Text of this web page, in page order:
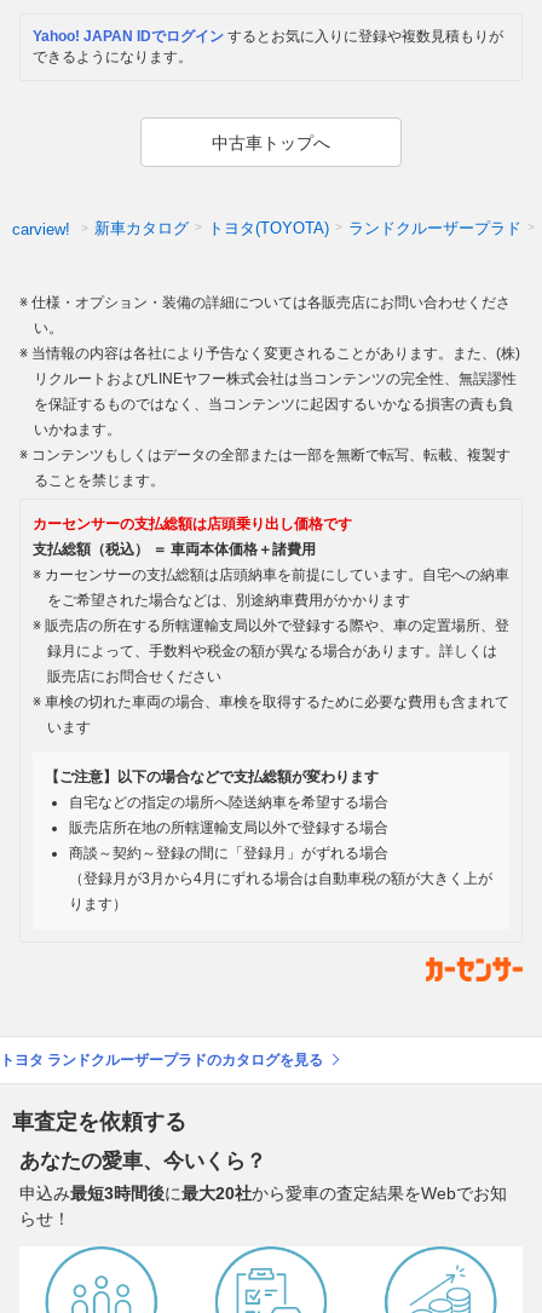
Yahoo! JAPAN IDでログイン するとお気に入りに登録や複数見積もりが
できるようになります。
中古車トップへ
carview! 新車カタログ トヨタ(TOYOTA) ランドクルーザープラド
仕様・オプション・装備の詳細については各販売店にお問い合わせくださ
い。
当情報の内容は各社により予告なく変更されることがあります。また、(株)
リクルートおよびLINEヤフー株式会社は当コンテンツの完全性、無誤謬性
を保証するものではなく、当コンテンツに起因するいかなる損害の責も負
いかねます。
コンテンツもしくはデータの全部または一部を無断で転写、転載、複製す
ることを禁じます。
カーセンサーの支払総額は店頭乗り出し価格です
支払総額（税込） ＝ 車両本体価格＋諸費用
カーセンサーの支払総額は店頭納車を前提にしています。自宅への納車
をご希望された場合などは、別途納車費用がかかります
販売店の所在する所轄運輸支局以外で登録する際や、車の定置場所、登
録月によって、手数料や税金の額が異なる場合があります。詳しくは
販売店にお問合せください
車検の切れた車両の場合、車検を取得するために必要な費用も含まれて
います
【ご注意】以下の場合などで支払総額が変わります
自宅などの指定の場所へ陸送納車を希望する場合
販売店所在地の所轄運輸支局以外で登録する場合
商談～契約～登録の間に「登録月」がずれる場合
（登録月が3月から4月にずれる場合は自動車税の額が大きく上が
ります）
トヨタ ランドクルーザープラドのカタログを見る
車査定を依頼する
あなたの愛車、今いくら？
申込み最短3時間後に最大20社から愛車の査定結果をWebでお知
らせ！